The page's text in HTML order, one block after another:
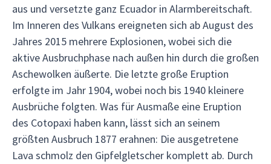
aus und versetzte ganz Ecuador in Alarmbereitschaft.
Im Inneren des Vulkans ereigneten sich ab August des
Jahres 2015 mehrere Explosionen, wobei sich die
aktive Ausbruchphase nach außen hin durch die großen
Aschewolken äußerte. Die letzte große Eruption
erfolgte im Jahr 1904, wobei noch bis 1940 kleinere
Ausbrüche folgten. Was für Ausmaße eine Eruption
des Cotopaxi haben kann, lässt sich an seinem
größten Ausbruch 1877 erahnen: Die ausgetretene
Lava schmolz den Gipfelgletscher komplett ab. Durch